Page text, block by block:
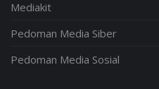
Mediakit
Pedoman Media Siber
Pedoman Media Sosial